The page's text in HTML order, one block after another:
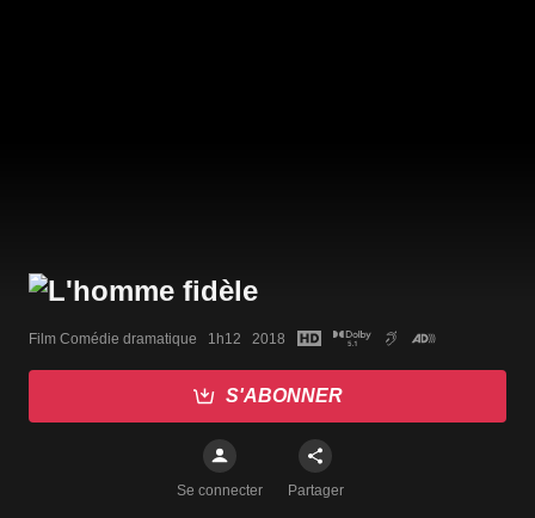
Film Comédie dramatique   1h12   2018
S'ABONNER
Se connecter Partager